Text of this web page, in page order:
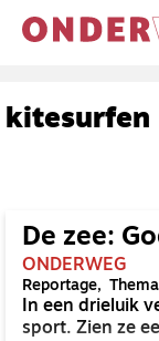
kitesurfen
De zee:
ONDERWEG
Reportage
In een drieluik
sport. Zien ze